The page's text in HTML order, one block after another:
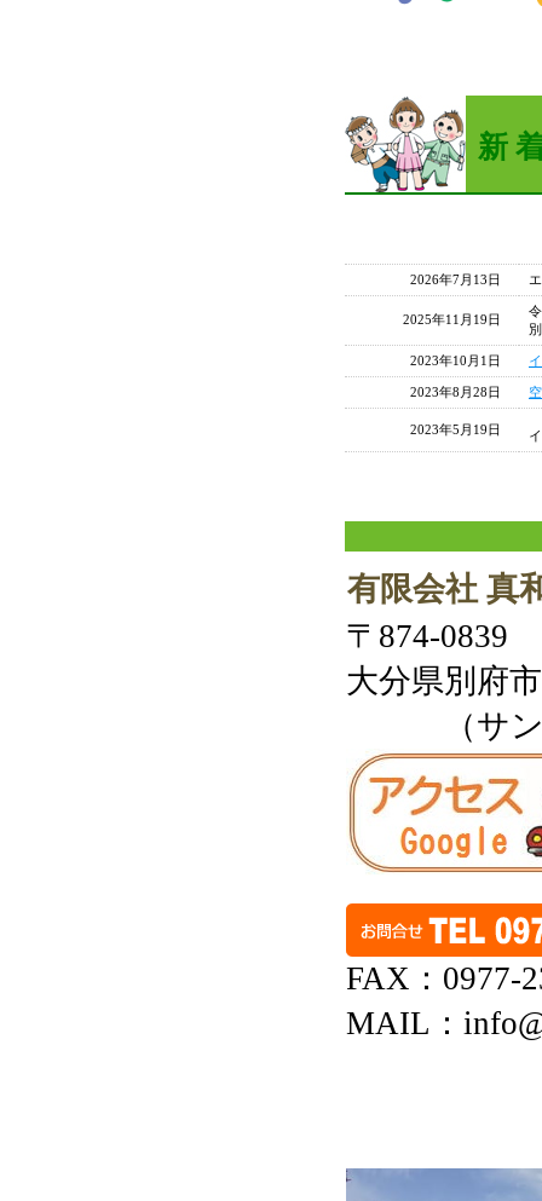
新
2026年7月13日
2025年11月19日
2023年10月1日
2023年8月28日
2023年5月19日
有限会社 真
〒874-0839
大分県別府
（サ
FAX：0977-
MAIL：